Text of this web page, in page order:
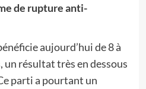
de rupture anti-
aujourd’hui de 8 à
un résultat très en dessous
parti a pourtant un